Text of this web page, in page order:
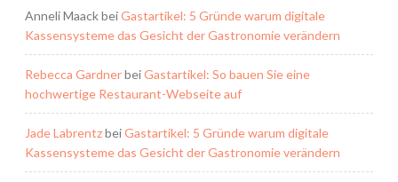
Anneli MaackbeiGastartikel: 5 Gründe warum digitale
Kassensysteme das Gesicht der Gastronomie verändern
Rebecca GardnerbeiGastartikel: So bauen Sie eine
hochwertige Restaurant-Webseite auf
Jade LabrentzbeiGastartikel: 5 Gründe warum digitale
Kassensysteme das Gesicht der Gastronomie verändern